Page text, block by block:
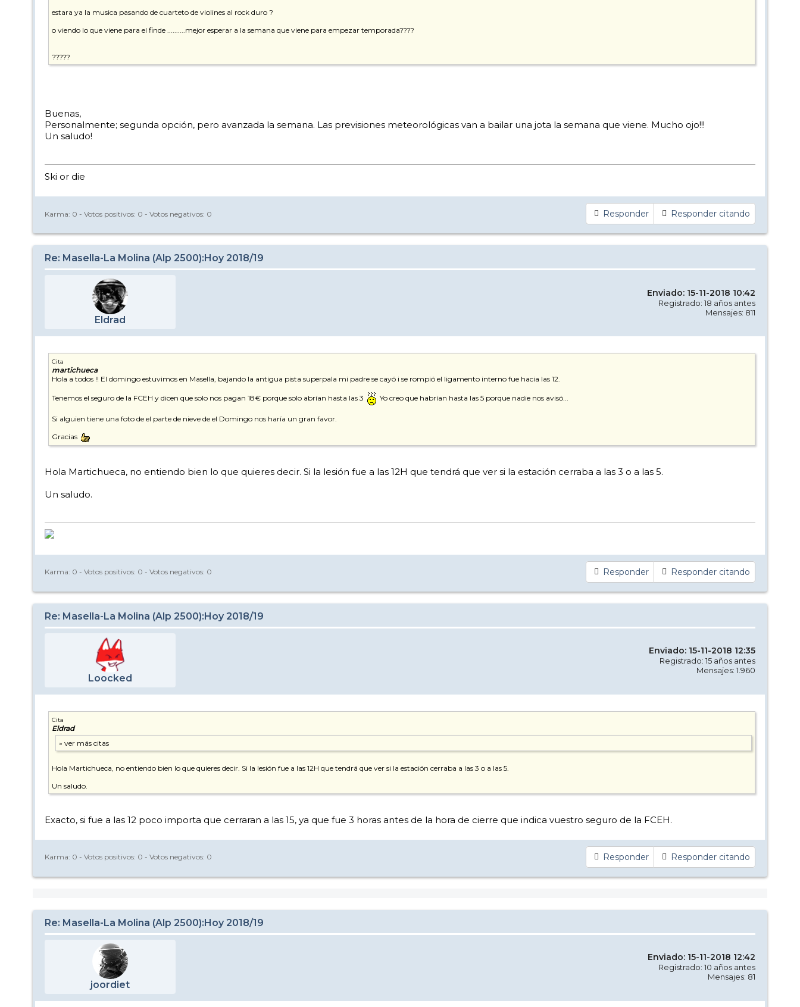
estara ya la musica pasando de cuarteto de violines al rock duro ?
o viendo lo que viene para el finde ..........mejor esperar a la semana que viene para empezar temporada????
?????
Buenas,
Personalmente; segunda opción, pero avanzada la semana. Las previsiones meteorológicas van a bailar una jota la semana que viene. Mucho ojo!!!
Un saludo!
Ski or die
Responder Responder citando
Karma: 0 - Votos positivos: 0 - Votos negativos: 0
Re: Masella-La Molina (Alp 2500):Hoy 2018/19
Eldrad
Enviado: 15-11-2018 10:42
Registrado: 18 años antes
Mensajes: 811
Cita
martichueca
Hola a todos !! El domingo estuvimos en Masella, bajando la antigua pista superpala mi padre se cayó i se rompió el ligamento interno fue hacia las 12.
Tenemos el seguro de la FCEH y dicen que solo nos pagan 18€ porque solo abrían hasta las 3 Yo creo que habrían hasta las 5 porque nadie nos avisó...
Si alguien tiene una foto de el parte de nieve de el Domingo nos haría un gran favor.
Gracias
Hola Martichueca, no entiendo bien lo que quieres decir. Si la lesión fue a las 12H que tendrá que ver si la estación cerraba a las 3 o a las 5.
Un saludo.
Responder Responder citando
Karma: 0 - Votos positivos: 0 - Votos negativos: 0
Re: Masella-La Molina (Alp 2500):Hoy 2018/19
Loocked
Enviado: 15-11-2018 12:35
Registrado: 15 años antes
Mensajes: 1.960
Cita
Eldrad
Hola Martichueca, no entiendo bien lo que quieres decir. Si la lesión fue a las 12H que tendrá que ver si la estación cerraba a las 3 o a las 5.
Un saludo.
Exacto, si fue a las 12 poco importa que cerraran a las 15, ya que fue 3 horas antes de la hora de cierre que indica vuestro seguro de la FCEH.
Responder Responder citando
Karma: 0 - Votos positivos: 0 - Votos negativos: 0
Re: Masella-La Molina (Alp 2500):Hoy 2018/19
joordiet
Enviado: 15-11-2018 12:42
Registrado: 10 años antes
Mensajes: 81